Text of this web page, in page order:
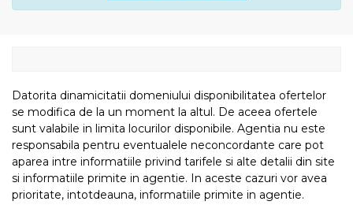
Datorita dinamicitatii domeniului disponibilitatea ofertelor
se modifica de la un moment la altul. De aceea ofertele
sunt valabile in limita locurilor disponibile. Agentia nu este
responsabila pentru eventualele neconcordante care pot
aparea intre informatiile privind tarifele si alte detalii din site
si informatiile primite in agentie. In aceste cazuri vor avea
prioritate, intotdeauna, informatiile primite in agentie.